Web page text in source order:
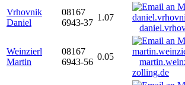
Vrhovnik
Daniel
08167
6943-37
1.07
Weinzierl
Martin
08167
6943-56
0.05
zolling.de